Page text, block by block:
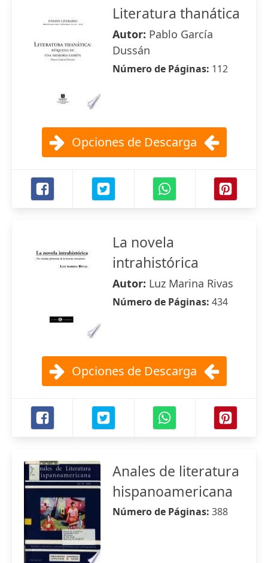
Literatura thanática
Autor: Pablo García
Dussán
Número de Páginas: 112
Opciones de Descarga
La novela
intrahistórica
Autor: Luz Marina Rivas
Número de Páginas: 434
Opciones de Descarga
Anales de literatura
hispanoamericana
Número de Páginas: 388